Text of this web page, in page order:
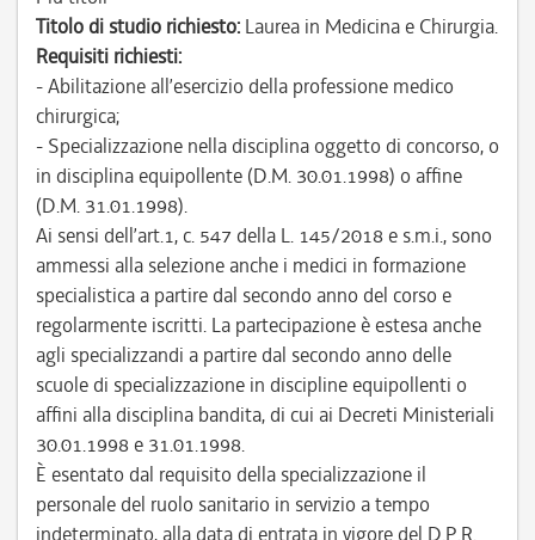
Titolo di studio richiesto: Laurea in Medicina e Chirurgia.
Requisiti richiesti:
- Abilitazione all’esercizio della professione medico
chirurgica;
- Specializzazione nella disciplina oggetto di concorso, o
in disciplina equipollente (D.M. 30.01.1998) o affine
(D.M. 31.01.1998).
Ai sensi dell’art.1, c. 547 della L. 145/2018 e s.m.i., sono
ammessi alla selezione anche i medici in formazione
specialistica a partire dal secondo anno del corso e
regolarmente iscritti. La partecipazione è estesa anche
agli specializzandi a partire dal secondo anno delle
scuole di specializzazione in discipline equipollenti o
affini alla disciplina bandita, di cui ai Decreti Ministeriali
30.01.1998 e 31.01.1998.
È esentato dal requisito della specializzazione il
personale del ruolo sanitario in servizio a tempo
indeterminato, alla data di entrata in vigore del D.P.R.